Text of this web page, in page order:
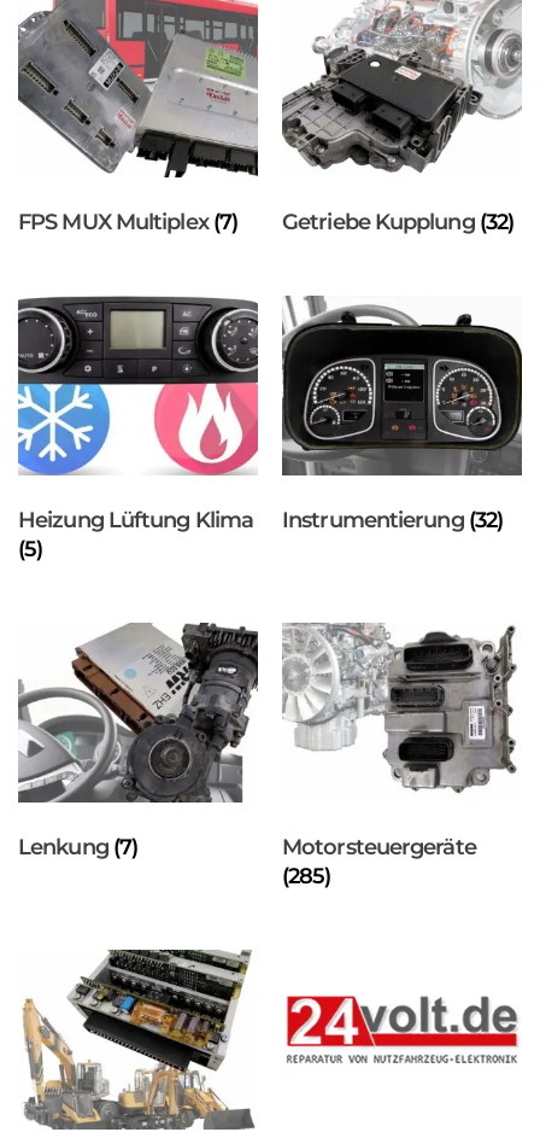
FPS MUX Multiplex(7) Getriebe Kupplung (32)
Heizung Lüftung Klima
(5)
Instrumentierung (32)
Lenkung (7)
Motorsteuergeräte
(285)